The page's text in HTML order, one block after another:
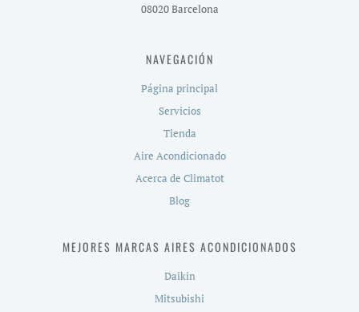
08020 Barcelona
NAVEGACIÓN
Página principal
Servicios
Tienda
Aire Acondicionado
Acerca de Climatot
Blog
MEJORES MARCAS AIRES ACONDICIONADOS
Daikin
Mitsubishi